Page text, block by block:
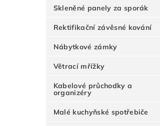
Skleněné panely za sporák
Rektifikační závěsné kování
Nábytkové zámky
Větrací mřížky
Kabelové průchodky a
organizéry
Malé kuchyňské spotřebiče